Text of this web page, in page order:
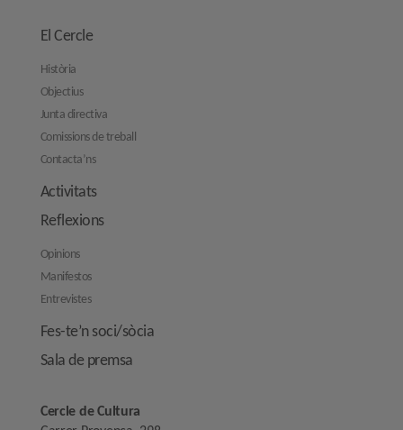
El Cercle
Història
Objectius
Junta directiva
Comissions de treball
Contacta’ns
Activitats
Reflexions
Opinions
Manifestos
Entrevistes
Fes-te’n soci/sòcia
Sala de premsa
Cercle de Cultura